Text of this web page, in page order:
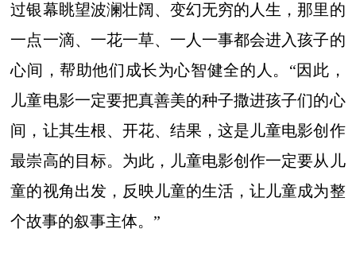
过银幕眺望波澜壮阔、变幻无穷的人生，那里的
一点一滴、一花一草、一人一事都会进入孩子的
心间，帮助他们成长为心智健全的人。“因此，
儿童电影一定要把真善美的种子撒进孩子们的心
间，让其生根、开花、结果，这是儿童电影创作
最崇高的目标。为此，儿童电影创作一定要从儿
童的视角出发，反映儿童的生活，让儿童成为整
个故事的叙事主体。”